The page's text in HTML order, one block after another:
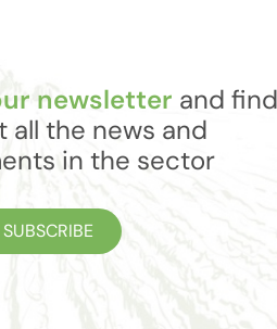
newsletter and find
all the news and
in the sector
SUBSCRIBE